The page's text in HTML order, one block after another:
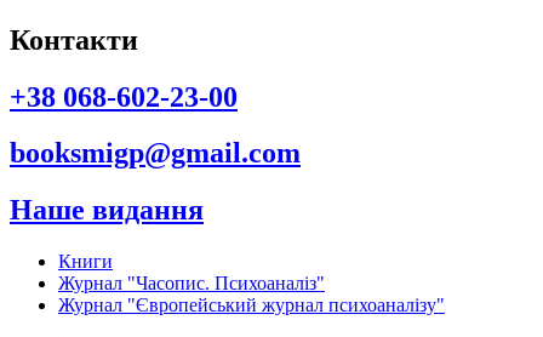
Контакти
+38 068-602-23-00
booksmigp@gmail.com
Наше видання
Книги
Журнал "Часопис. Психоаналіз"
Журнал "Європейський журнал психоаналізу"